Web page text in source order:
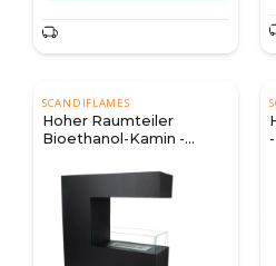
SCANDIFLAMES
Hoher Raumteiler
Bioethanol-Kamin -